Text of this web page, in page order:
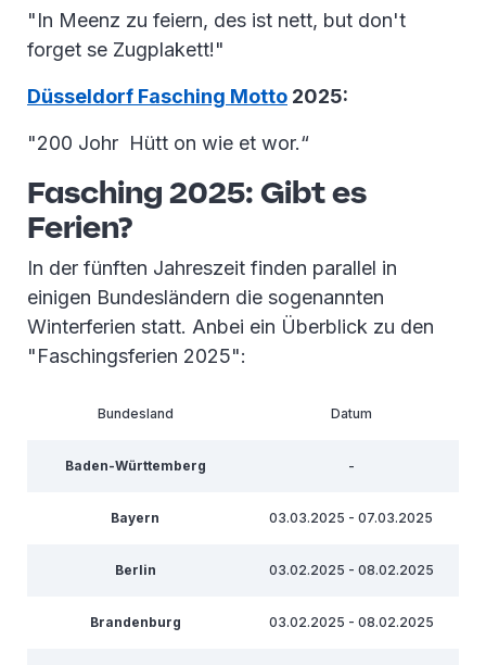
"In Meenz zu feiern, des ist nett, but don't
forget se Zugplakett!"
Düsseldorf Fasching Motto 2025:
"200 Johr Hütt on wie et wor.“
Fasching 2025: Gibt es
Ferien?
In der fünften Jahreszeit finden parallel in
einigen Bundesländern die sogenannten
Winterferien statt. Anbei ein Überblick zu den
"Faschingsferien 2025":
Bundesland Datum
Baden-Württemberg -
Bayern 03.03.2025 - 07.03.2025
Berlin 03.02.2025 - 08.02.2025
Brandenburg 03.02.2025 - 08.02.2025